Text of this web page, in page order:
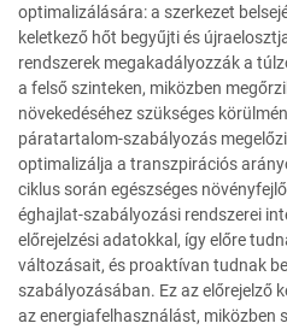
optimalizálására: a szerkezet
keletkező hőt begyűjti és
rendszerek megakadályozzák a
a felső szinteken, miközben
növekedéséhez szükséges
páratartalom-szabályozás
optimalizálja a transzpirációs
ciklus során egészséges
éghajlat-szabályozási rendszerei
előrejelzési adatokkal, így előre
változásait, és proaktívan tudnak
szabályozásában. Ez az előrejelző
az energiafelhasználást, miközben